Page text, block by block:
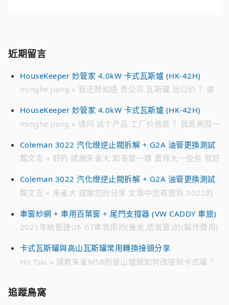
近期留言
HouseKeeper 妙管家 4.0kW 卡式瓦斯爐 (HK-42H)
minghe jiang » 我还想知道 贵公司 瓦斯罐 出口价？ 谢
HouseKeeper 妙管家 4.0kW 卡式瓦斯爐 (HK-42H)
minghe jiang » 请问 这个产品 工厂价格是？ 我是美国一
ID : jmh****** 电话 ： 718 791 ****
Coleman 3022 汽化燈逆止閥拆解 + G2A 油管更換測試
龔文吉 » 好的 感謝朱雀大 如長度一樣 直徑大一些些 就好
時候 貴不少 感恩
Coleman 3022 汽化燈逆止閥拆解 + G2A 油管更換測試
龔文吉 » 朱雀大 感謝您的分享 文章中您有提到 3022的
日亞 有看到226-2991編號的油管 不知有無通用 感恩
車窗紗網 + 車用百葉窗 + 尾門支撐器 (VW CADDY 車旅)
2021年納智捷U6 GT車款用的(後坐,透氣窗)的(製作費用)
(製作費用)。 請問：多少? Line 0952xxx7xx 李小姐
卡式瓦斯罐與高山瓦斯罐常用轉換接頭分享
Ho Tsai » 請教朱雀MSR的登山爐頭如何改接到卡式罐？
追蹤鳥窩